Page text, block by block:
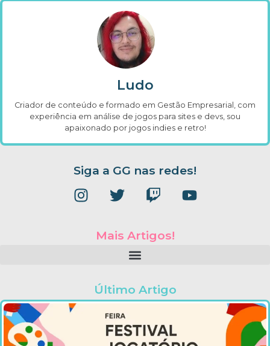
Ludo
Criador de conteúdo e formado em Gestão Empresarial, com
experiência em análise de jogos para sites e devs, sou
apaixonado por jogos indies e retro!
Siga a GG nas redes!
Mais Artigos!
Último Artigo